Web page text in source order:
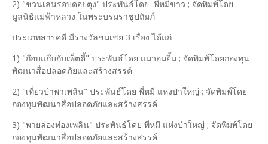
2) "ชวนเล่นรอบดอยตุง" ประพันธ์โดย พี่หมีขาว ; จัดพิมพ์โดย
มูลนิธิแม่ฟ้าหลวง ในพระบรมราชูปถัมภ์
ประเภทสารคดี มีรางวัลชมเชย 3 เรื่อง ได้แก่
1) "ก๊อบแก๊บกับเพ็ตตี้" ประพันธ์โดย แมวอมยิ้ม ; จัดพิมพ์โดยกองทุน
พัฒนาสื่อปลอดภัยและสร้างสรรค์
2) "เที่ยวป่าพาเพลิน" ประพันธ์โดย พี่หมี แห่งป่าใหญ่ ; จัดพิมพ์โดย
กองทุนพัฒนาสื่อปลอดภัยและสร้างสรรค์
3) "พายล่องท่องเพลิน" ประพันธ์โดย พี่หมี แห่งป่าใหญ่ ; จัดพิมพ์โดย
กองทุนพัฒนาสื่อปลอดภัยและสร้างสรรค์